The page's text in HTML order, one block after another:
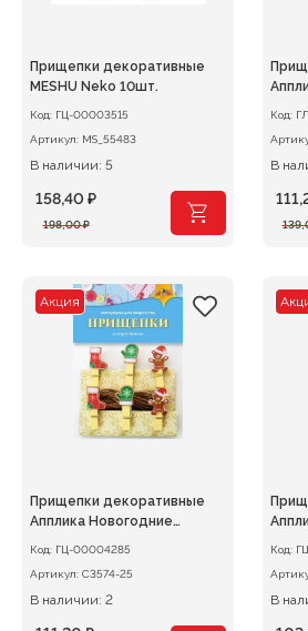
Прищепки декоративные
MESHU Neko 10шт.
Код: ГЦ-00003515
Артикул: MS_55483
В наличии: 5
198,00₽
Первоначальная
198,00 ₽.
158,40 ₽
Текущая
Код:
В
Акция
Прищепки декоративные
Апплика Новогодние
Код: ГЦ-00004285
Артикул: С3574-25
В наличии: 2
Код:
В